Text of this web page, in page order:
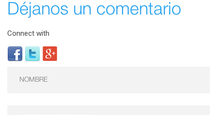
Déjanos un comentario
Connect with